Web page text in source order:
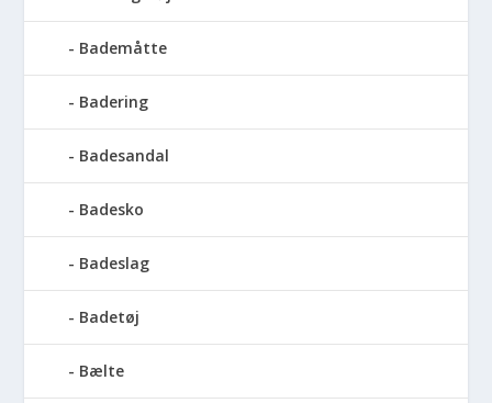
Bademåtte
Badering
Badesandal
Badesko
Badeslag
Badetøj
Bælte